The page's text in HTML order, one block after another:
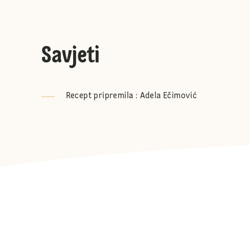
Savjeti
Recept pripremila : Adela Ečimović